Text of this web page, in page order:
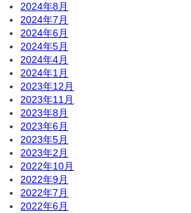
2024年8月
2024年7月
2024年6月
2024年5月
2024年4月
2024年1月
2023年12月
2023年11月
2023年8月
2023年6月
2023年5月
2023年2月
2022年10月
2022年9月
2022年7月
2022年6月